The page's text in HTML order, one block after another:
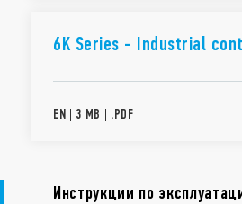
6K Series - Industrial
EN | 3 MB | .PDF
Инструкции по